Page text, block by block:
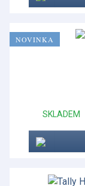
SKLADEM
NOVINKA